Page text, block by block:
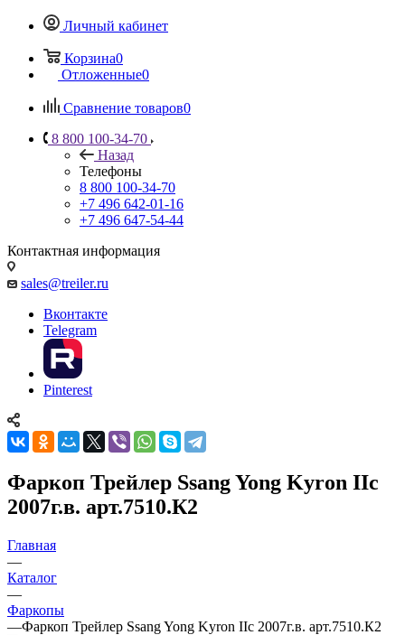
Личный кабинет
Корзина0
Отложенные0
Сравнение товаров0
8 800 100-34-70
Назад
Телефоны
8 800 100-34-70
+7 496 642-01-16
+7 496 647-54-44
Контактная информация
sales@treiler.ru
Вконтакте
Telegram
Pinterest
Фаркоп Трейлер Ssang Yong Kyron IIс
2007г.в. арт.7510.К2
Главная
—
Каталог
—
Фаркопы
—Фаркоп Трейлер Ssang Yong Kyron IIс 2007г.в. арт.7510.К2